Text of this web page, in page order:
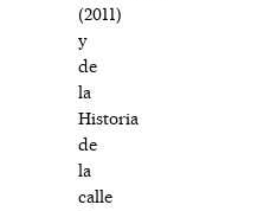
(2011)
y
de
la
Historia
de
la
calle